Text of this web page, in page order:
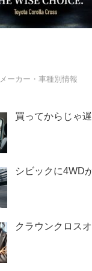
メーカー・車種別情報
買ってからじゃ
シビックに4WD
クラウンクロス